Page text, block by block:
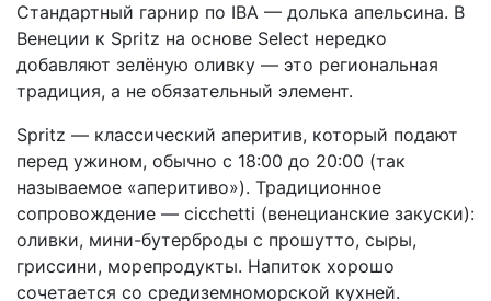
Стандартный гарнир по IBA — долька апельсина. В
Венеции к Spritz на основе Select нередко
добавляют зелёную оливку — это региональная
традиция, а не обязательный элемент.
Spritz — классический аперитив, который подают
перед ужином, обычно с 18:00 до 20:00 (так
называемое «аперитиво»). Традиционное
сопровождение — cicchetti (венецианские закуски):
оливки, мини-бутерброды с прошутто, сыры,
гриссини, морепродукты. Напиток хорошо
сочетается со средиземноморской кухней.